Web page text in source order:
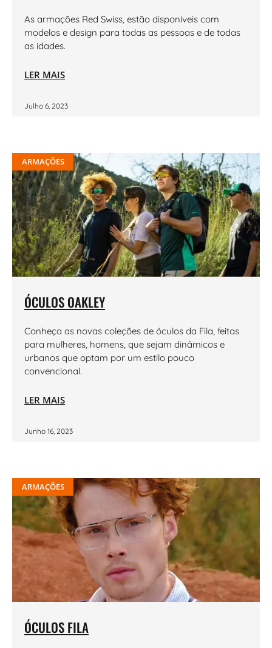
As armações Red Swiss, estão disponíveis com
modelos e design para todas as pessoas e de todas
as idades.
LER MAIS
Julho 6, 2023
ARMAÇÕES
ÓCULOS OAKLEY
Conheça as novas coleções de óculos da Fila, feitas
para mulheres, homens, que sejam dinâmicos e
urbanos que optam por um estilo pouco
convencional.
LER MAIS
Junho 16, 2023
ARMAÇÕES
ÓCULOS FILA